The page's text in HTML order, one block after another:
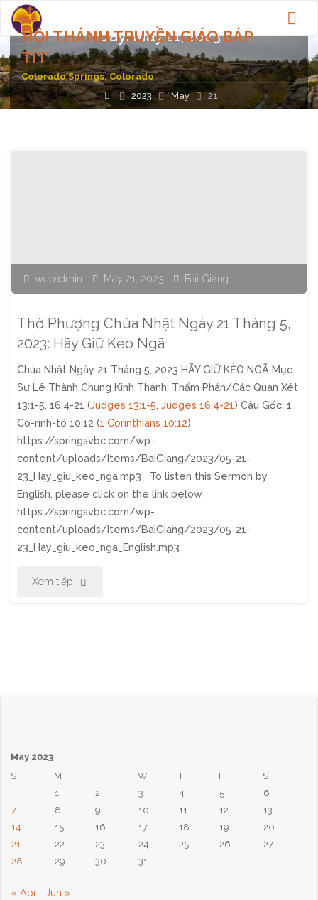
HỘI THÁNH TRUYỀN GIÁO BÁP
TÍT
Colorado Springs, Colorado
Day:May 21, 2023
Home2023 May 21
webadmin May 21, 2023 Bài Giảng
Thờ Phượng Chúa Nhật Ngày 21 Tháng 5,
2023: Hãy Giữ Kẻo Ngã
Chúa Nhật Ngày 21 Tháng 5, 2023 HÃY GIỮ KẺO NGÃ Mục
Sư Lê Thành Chung Kinh Thánh: Thẩm Phán/Các Quan Xét
13:1-5, 16:4-21 (Judges 13:1-5 ,Judges 16:4-21) Câu Gốc: 1
Cô-rinh-tô 10:12 (1 Corinthians 10:12)
https://springsvbc.com/wp-
content/uploads/Items/BaiGiang/2023/05-21-
23_Hay_giu_keo_nga.mp3 To listen this Sermon by
English, please click on the link below
https://springsvbc.com/wp-
content/uploads/Items/BaiGiang/2023/05-21-
23_Hay_giu_keo_nga_English.mp3
Xem tiếp "Thờ
2023:
May 2023
S
M T W T F
S
1
2 3 4 5
6
7
8 9 10 11 12
13
14
15 16 17 18 19
20
21
22 23 24 25 26
27
28
29 30 31
« Apr Jun »